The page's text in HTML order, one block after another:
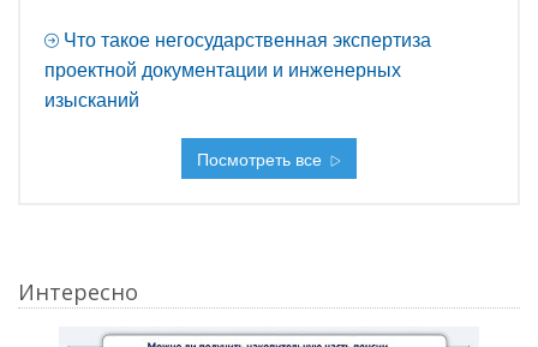
Что такое негосударственная экспертиза
проектной документации и инженерных
изысканий
Посмотреть все
Интересно